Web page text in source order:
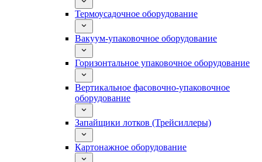
Термоусадочное оборудование
Вакуум-упаковочное оборудование
Горизонтальное упаковочное оборудование
Вертикальное фасовочно-упаковочное
оборудование
Запайщики лотков (Трейсиллеры)
Картонажное оборудование